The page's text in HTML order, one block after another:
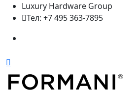
Luxury Hardware Group
Тел: +7 495 363-7895